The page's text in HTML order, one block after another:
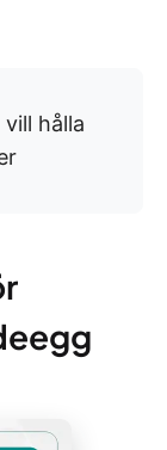
hålla